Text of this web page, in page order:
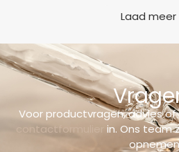
Laad meer
Voor productvragen, advies
contactformulier
in. Ons team